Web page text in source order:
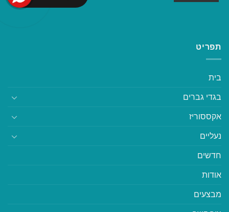
תפריט
בית
בגדי גברים
אקססוריז
נעליים
חדשים
אודות
מבצעים